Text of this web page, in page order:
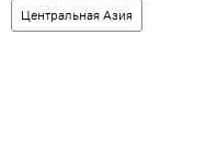
Центральная Азия